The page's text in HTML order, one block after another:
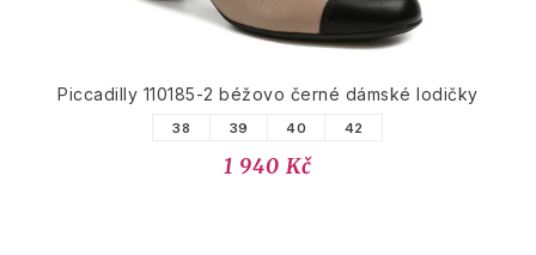
Piccadilly 110185-2 béžovo černé dámské lodičky
38 39 40 42
1 940 Kč